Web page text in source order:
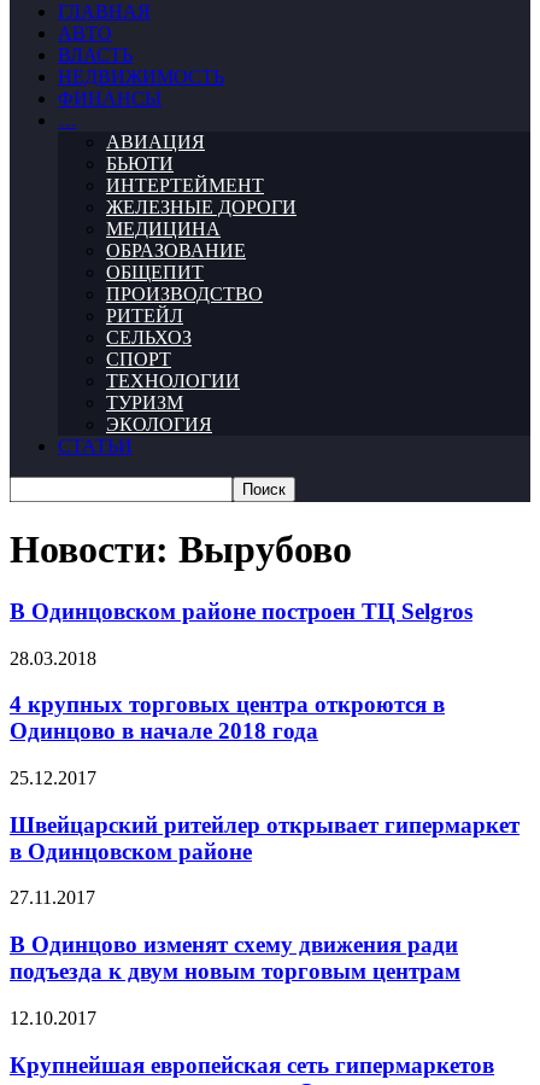
ГЛАВНАЯ
АВТО
ВЛАСТЬ
НЕДВИЖИМОСТЬ
ФИНАНСЫ
…
АВИАЦИЯ
БЬЮТИ
ИНТЕРТЕЙМЕНТ
ЖЕЛЕЗНЫЕ ДОРОГИ
МЕДИЦИНА
ОБРАЗОВАНИЕ
ОБЩЕПИТ
ПРОИЗВОДСТВО
РИТЕЙЛ
СЕЛЬХОЗ
СПОРТ
ТЕХНОЛОГИИ
ТУРИЗМ
ЭКОЛОГИЯ
СТАТЬИ
Новости: Вырубово
В Одинцовском районе построен ТЦ Selgros
28.03.2018
4 крупных торговых центра откроются в
Одинцово в начале 2018 года
25.12.2017
Швейцарский ритейлер открывает гипермаркет
в Одинцовском районе
27.11.2017
В Одинцово изменят схему движения ради
подъезда к двум новым торговым центрам
12.10.2017
Крупнейшая европейская сеть гипермаркетов